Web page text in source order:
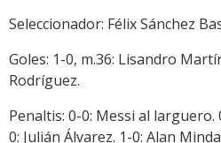
Seleccionador: Félix Sánchez
Goles: 1-0, m.36: Lisandro
Rodríguez.
Penaltis: 0-0: Messi al
0: Julián Álvarez. 1-0: Alan